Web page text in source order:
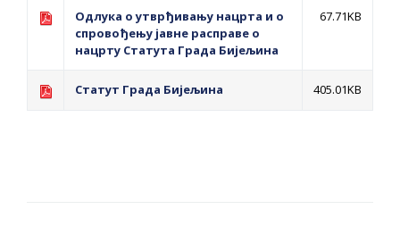
Обавјештење за предузетника - Ненад
Нукић
КАНДИДАТА КОЈИ СУ ОСТВАРИЛИ ПРАВО
Одлука о утврђивању нацрта и о
спровођењу јавне расправе о
нацрту Статута Града Бијељина
67.71KB
Статут Града Бијељина 405.01KB